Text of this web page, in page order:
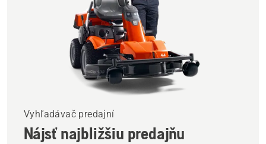
Vyhľadávač predajní
Nájsť najbližšiu predajňu